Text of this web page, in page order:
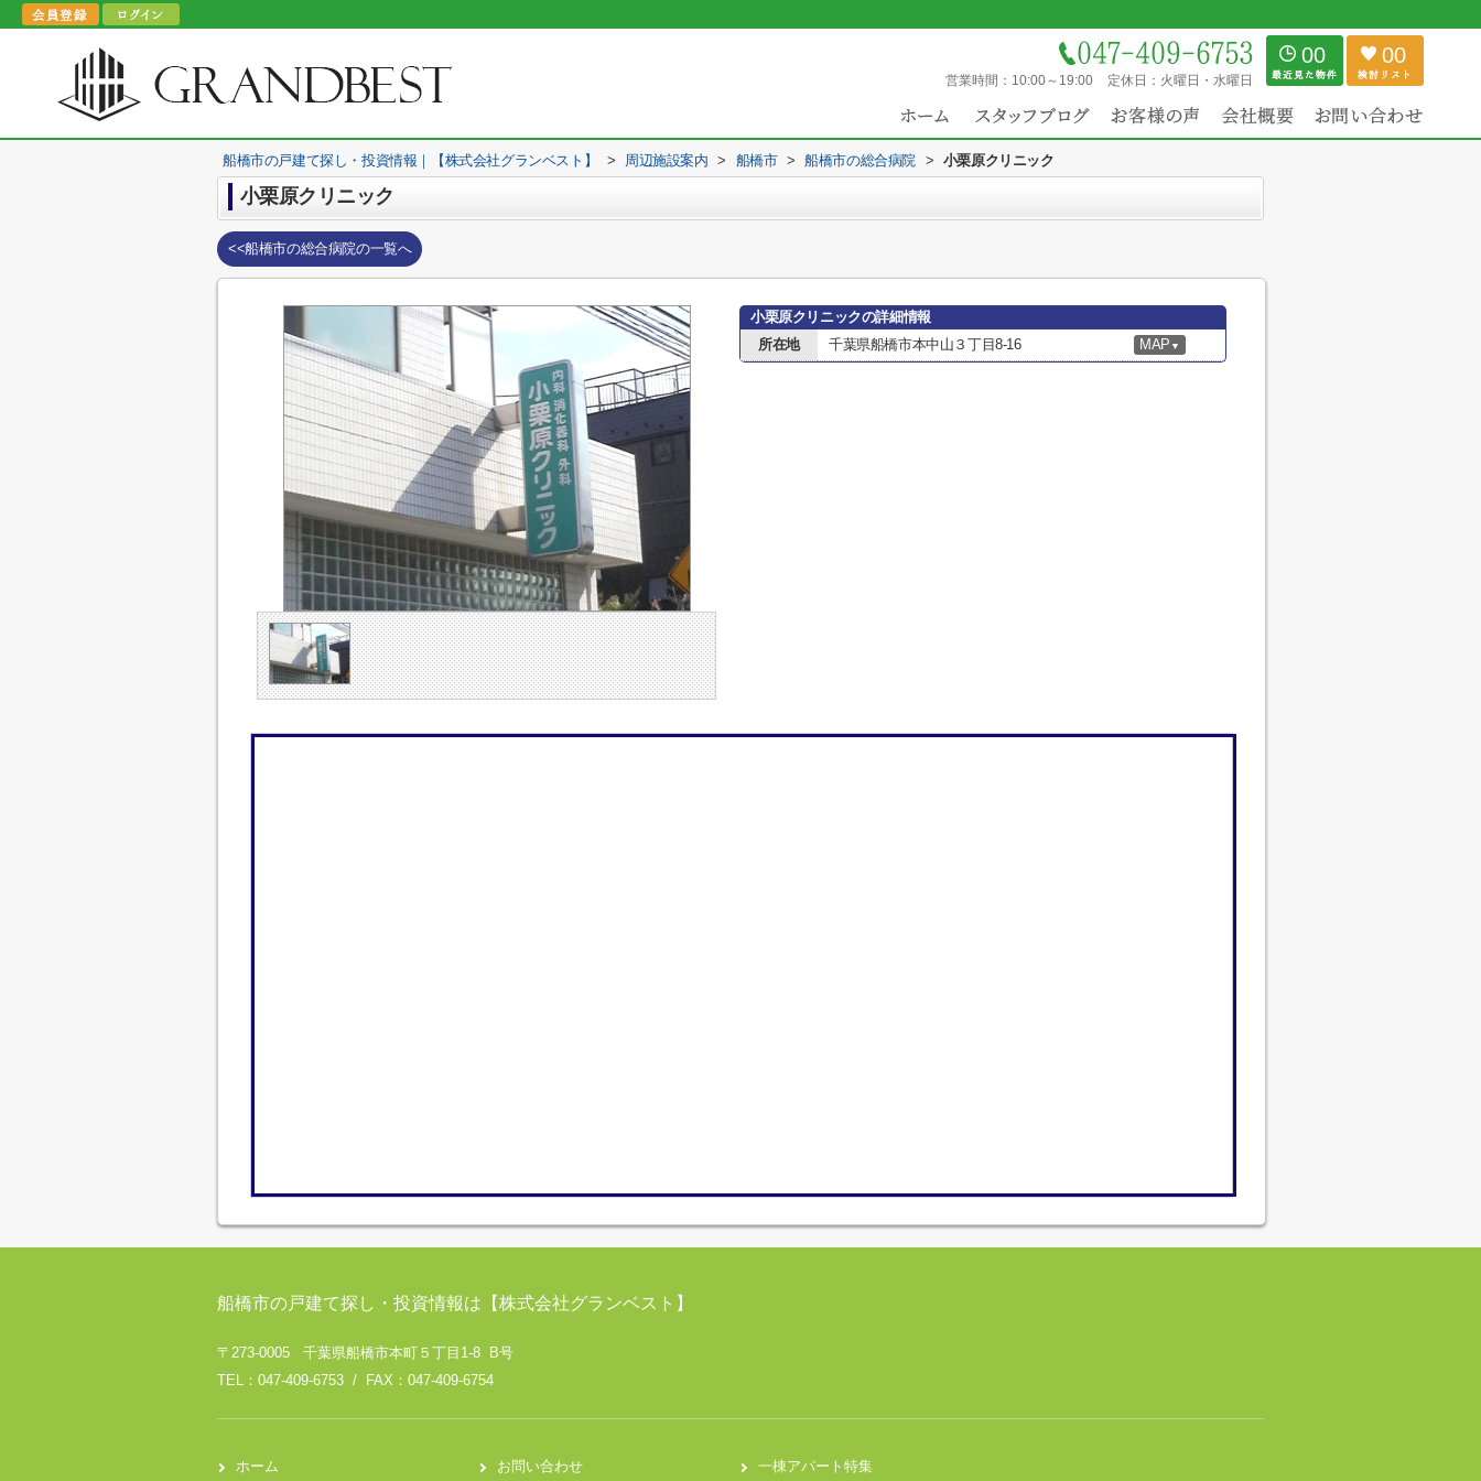
営業時間： 10:00～19:00 定休日： 火曜日・水曜日
00 00
船橋市の戸建て探し・投資情報｜【株式会社グランベスト】 > 周辺施設案内 > 船橋市 > 船橋市の総合病院 > 小栗原クリニック
小栗原クリニック
<<船橋市の総合病院の一覧へ
小栗原クリニックの詳細情報
所在地
千葉県船橋市本中山３丁目8-16 MAP ▼
船橋市の戸建て探し・投資情報は【株式会社グランベスト】
〒273-0005 千葉県船橋市本町５丁目1-8 B号
TEL：047-409-6753 / FAX：047-409-6754
ホーム お問い合わせ 一棟アパート特集